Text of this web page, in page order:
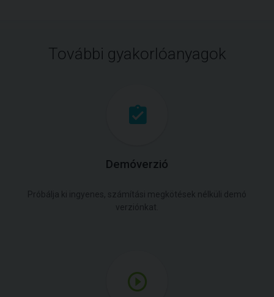
További gyakorlóanyagok
Demóverzió
Próbálja ki ingyenes, számítási megkötések nélküli demó
verziónkat.